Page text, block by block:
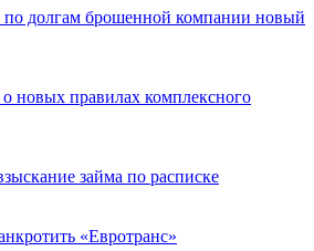
по долгам брошенной компании новый
новых правилах комплексного
займа по расписке
«Евротранс»